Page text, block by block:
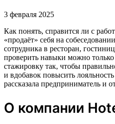
3 февраля 2025
Как понять, справится ли с
«продаёт» себя на
сотрудника в ресторан,
проверить навыки можно только
стажировку так, чтобы
и вдобавок повысить
рассказала предприниматель и
О компании